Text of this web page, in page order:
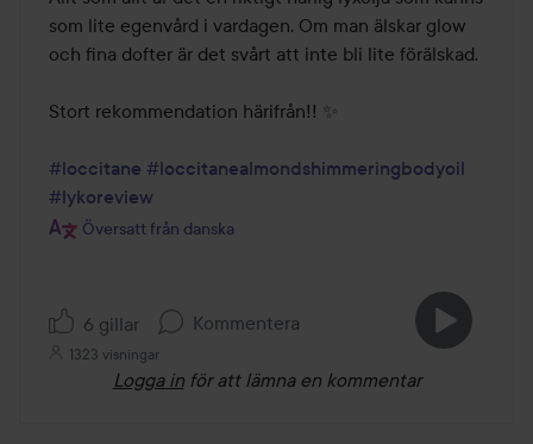
som lite egenvård i vardagen. Om man älskar glow
och fina dofter är det svårt att inte bli lite förälskad.
Stort rekommendation härifrån!! ✨
#loccitane #loccitanealmondshimmeringbodyoil
#lykoreview
Översatt från danska
6 gillar Kommentera
1323 visningar
Logga in för att lämna en kommentar